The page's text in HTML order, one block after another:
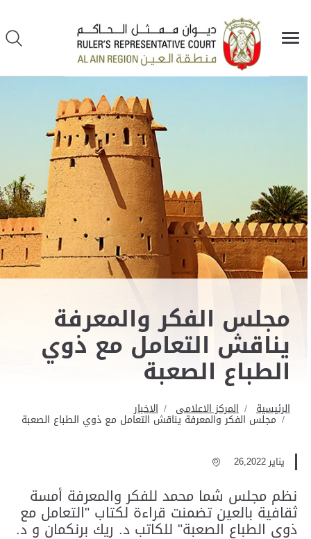
مجلس الفكر والمعرفة
يناقش التعامل مع ذوي
الطباع الصعبة
الرئيسية المركز الاعلامى الاخبار
مجلس الفكر والمعرفة يناقش التعامل مع ذوي الطباع الصعبة
يناير 26,2022
نظم مجلس شما محمد للفكر والمعرفة أمسة
ثقافية بالعين تضمنت قراءة لكتاب "التعامل مع
ذوي الطباع الصعبة" للكاتب د. ريك برنكمان و د.